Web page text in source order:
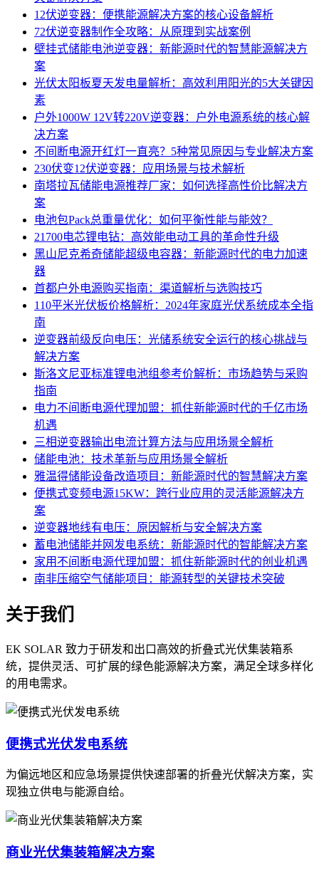
12伏逆变器：便携能源解决方案的核心设备解析
72伏逆变器制作全攻略：从原理到实战案例
壁挂式储能电池逆变器：新能源时代的智慧能源解决方
案
光伏太阳板夏天发电量解析：高效利用阳光的5大关键因
素
户外1000W 12V转220V逆变器：户外电源系统的核心解
决方案
不间断电源开红灯一直亮？5种常见原因与专业解决方案
230伏变12伏逆变器：应用场景与技术解析
南塔拉瓦储能电源推荐厂家：如何选择高性价比解决方
案
电池包Pack总重量优化：如何平衡性能与能效？
21700电芯锂电钻：高效能电动工具的革命性升级
黑山尼克希奇储能超级电容器：新能源时代的电力加速
器
首都户外电源购买指南：渠道解析与选购技巧
110平米光伏板价格解析：2024年家庭光伏系统成本全指
南
逆变器前级反向电压：光储系统安全运行的核心挑战与
解决方案
斯洛文尼亚标准锂电池组参考价解析：市场趋势与采购
指南
电力不间断电源代理加盟：抓住新能源时代的千亿市场
机遇
三相逆变器输出电流计算方法与应用场景全解析
储能电池：技术革新与应用场景全解析
雅温得储能设备改造项目：新能源时代的智慧解决方案
便携式变频电源15KW：跨行业应用的灵活能源解决方
案
逆变器地线有电压：原因解析与安全解决方案
蓄电池储能并网发电系统：新能源时代的智能解决方案
家用不间断电源代理加盟：抓住新能源时代的创业机遇
南非压缩空气储能项目：能源转型的关键技术突破
关于我们
EK SOLAR 致力于研发和出口高效的折叠式光伏集装箱系
统，提供灵活、可扩展的绿色能源解决方案，满足全球多样化
的用电需求。
便携式光伏发电系统
为偏远地区和应急场景提供快速部署的折叠光伏解决方案，实
现独立供电与能源自给。
商业光伏集装箱解决方案